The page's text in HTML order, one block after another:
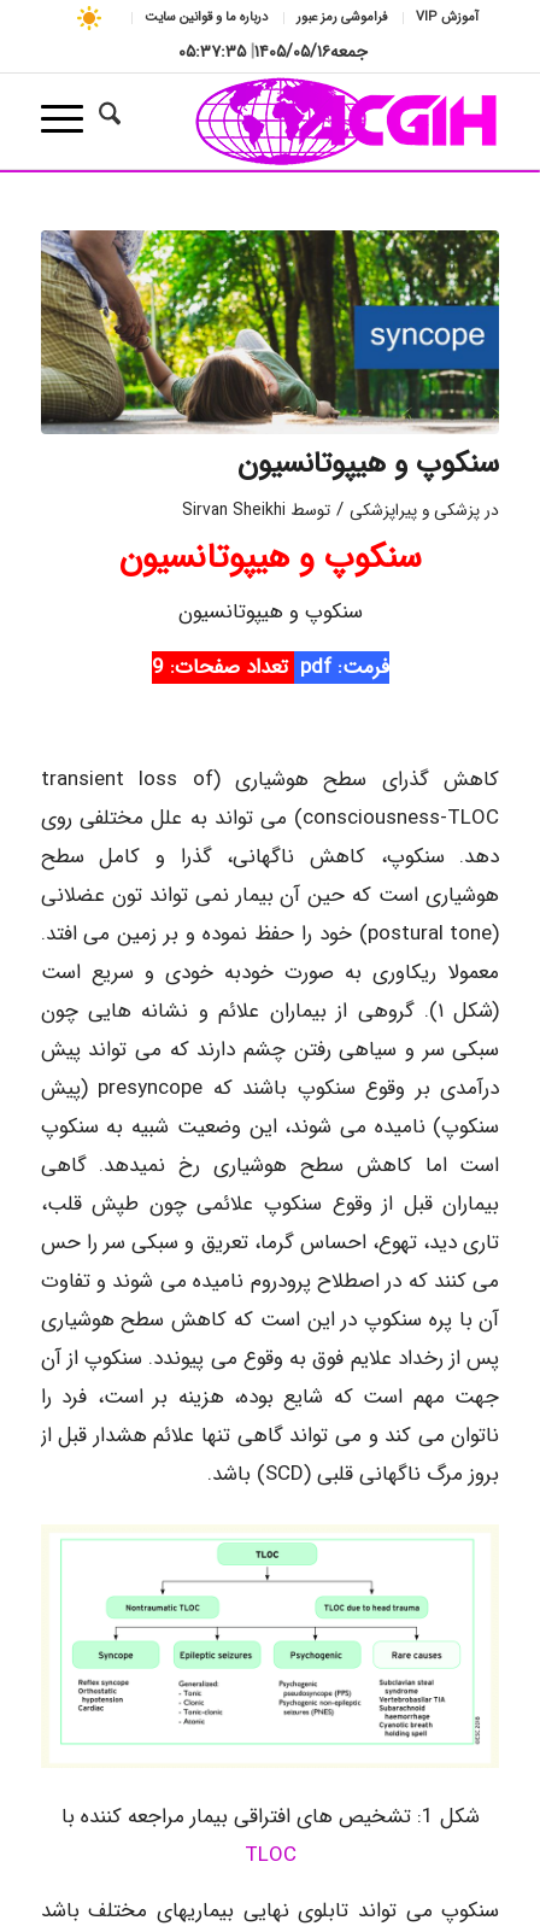
آموزش VIP فراموشی رمز عبور درباره ما و قوانین سایت
جمعه۱۴۰۵/۰۵/۱۶| ۰۵:۳۷:۳۵
سنکوپ و هیپوتانسیون
در پزشکی و پیراپزشکی / توسط Sirvan Sheikhi
سنکوپ و هیپوتانسیون
سنکوپ و هیپوتانسیون
فرمت: pdf تعداد صفحات:9
کاهش گذرای سطح هوشیاری (transient loss of
consciousness-TLOC) می تواند به علل مختلفی روی
دهد. سنکوپ، کاهش ناگهانی، گذرا و کامل سطح
هوشیاری است که حین آن بیمار نمی تواند تون عضلانی
(postural tone) خود را حفظ نموده و بر زمین می افتد.
معمولا ریکاوری به صورت خودبه خودی و سریع است
(شکل ۱). گروهی از بیماران علائم و نشانه هایی چون
سبکی سر و سیاهی رفتن چشم دارند که می تواند پیش
درآمدی بر وقوع سنکوپ باشند که presyncope (پیش
سنکوپ) نامیده می شوند، این وضعیت شبیه به سنکوپ
است اما کاهش سطح هوشیاری رخ نمیدهد. گاهی
بیماران قبل از وقوع سنکوپ علائمی چون طپش قلب،
تاری دید، تهوع، احساس گرما، تعریق و سبکی سر را حس
می کنند که در اصطلاح پرودروم نامیده می شوند و تفاوت
آن با پره سنکوپ در این است که کاهش سطح هوشیاری
پس از رخداد علایم فوق به وقوع می پیوندد. سنکوپ از آن
جهت مهم است که شایع بوده، هزینه بر است، فرد را
ناتوان می کند و می تواند گاهی تنها علائم هشدار قبل از
بروز مرگ ناگهانی قلبی (SCD) باشد.
شکل 1: تشخیص های افتراقی بیمار مراجعه کننده با
TLOC
سنکوپ می تواند تابلوی نهایی بیماریهای مختلف باشد